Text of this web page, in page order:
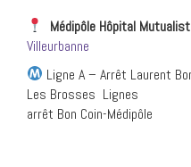
Médipôle Hôpital
Villeurbanne
Ligne A – Arrêt Laurent
Les Brosses
arrêt Bon Coin-Médipôle